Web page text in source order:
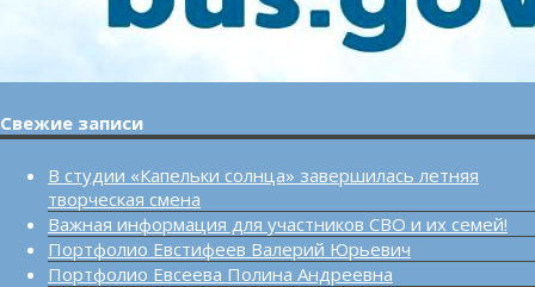
Свежие записи
В студии «Капельки солнца» завершилась летняя
творческая смена
Важная информация для участников СВО и их семей!
Портфолио Евстифеев Валерий Юрьевич
Портфолио Евсеева Полина Андреевна